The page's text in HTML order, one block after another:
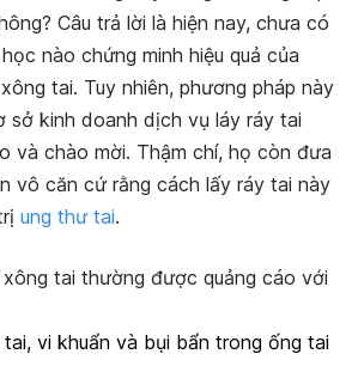
Câu trả lời là hiện nay, chưa có
nào chứng minh hiệu quả của
tai. Tuy nhiên, phương pháp này
sở kinh doanh dịch vụ láy ráy tai
và chào mời. Thậm chí, họ còn đưa
vô căn cứ rằng cách lấy ráy tai này
ung thư tai.
tai thường được quảng cáo với
vi khuẩn và bụi bẩn trong ống tai